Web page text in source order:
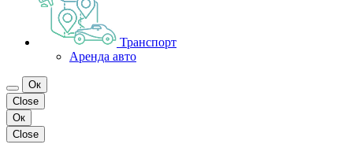
Транспорт
Аренда авто
Ок
Close
Ок
Close